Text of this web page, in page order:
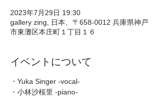
2023年7月29日 19:30
gallery zing, 日本、〒658-0012 兵庫県神戸
市東灘区本庄町１丁目１６
イベントについて
・Yuka Singer -vocal-
・小林沙桜里 -piano-